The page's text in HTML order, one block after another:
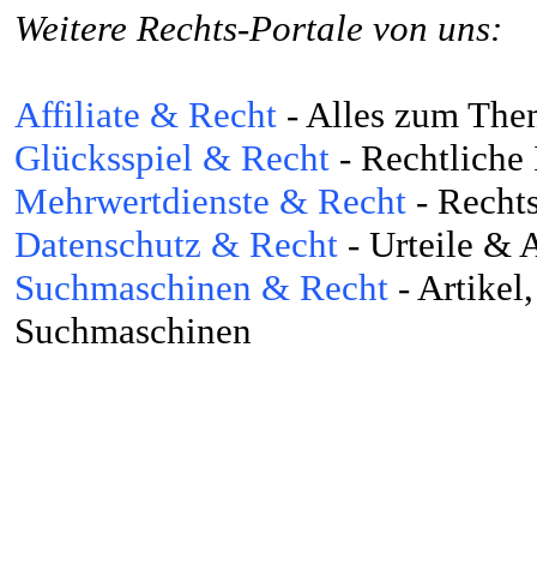
Weitere Rechts-Portale von uns:
Affiliate & Recht - Alles zum
Glücksspiel & Recht - Rechtliche
Mehrwertdienste & Recht -
Datenschutz & Recht - Urteile &
Suchmaschinen & Recht -
Suchmaschinen